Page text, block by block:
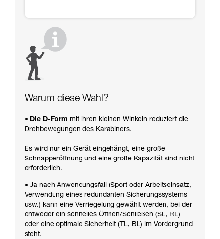
Warum diese Wahl?
• Die D-Form mit ihren kleinen Winkeln reduziert die
Drehbewegungen des Karabiners.
Es wird nur ein Gerät eingehängt, eine große
Schnapperöffnung und eine große Kapazität sind nicht
erforderlich.
• Ja nach Anwendungsfall (Sport oder Arbeitseinsatz,
Verwendung eines redundanten Sicherungssystems
usw.) kann eine Verriegelung gewählt werden, bei der
entweder ein schnelles Öffnen/Schließen (SL, RL)
oder eine optimale Sicherheit (TL, BL) im Vordergrund
steht.